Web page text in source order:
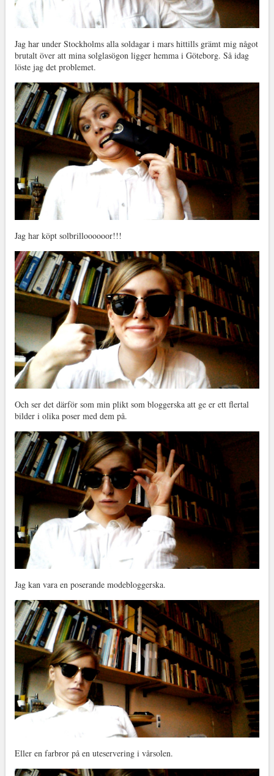
Jag har under Stockholms alla soldagar i mars hittills grämt mig något
brutalt över att mina solglasögon ligger hemma i Göteborg. Så idag
löste jag det problemet.
Jag har köpt solbrilloooooor!!!
Och ser det därför som min plikt som bloggerska att ge er ett flertal
bilder i olika poser med dem på.
Jag kan vara en poserande modebloggerska.
Eller en farbror på en uteservering i vårsolen.